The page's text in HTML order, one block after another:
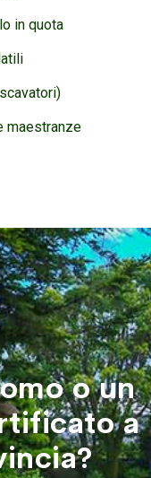
in quota
maestranze
o un
a